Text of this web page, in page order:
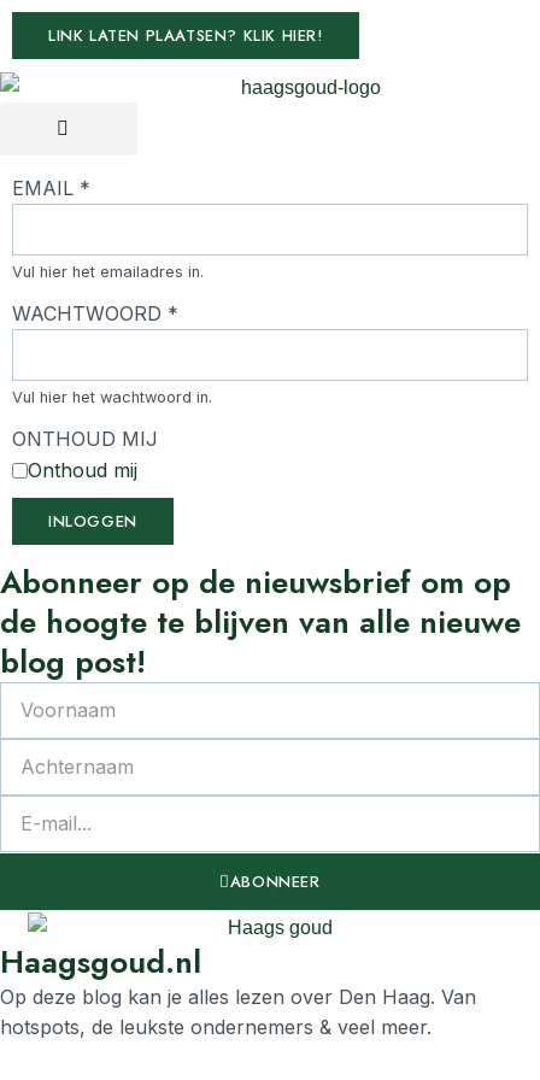
LINK LATEN PLAATSEN? KLIK HIER!
EMAIL *
Vul hier het emailadres in.
WACHTWOORD *
Vul hier het wachtwoord in.
ONTHOUD MIJ
Onthoud mij
INLOGGEN
Abonneer op de nieuwsbrief om op
de hoogte te blijven van alle nieuwe
blog post!
ABONNEER
Haagsgoud.nl
Op deze blog kan je alles lezen over Den Haag. Van
hotspots, de leukste ondernemers & veel meer.